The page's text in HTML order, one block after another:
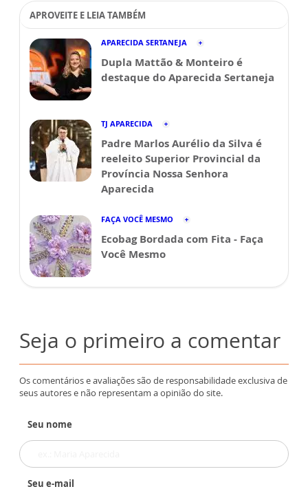
APROVEITE E LEIA TAMBÉM
APARECIDA SERTANEJA
Dupla Mattão & Monteiro é
destaque do Aparecida Sertaneja
TJ APARECIDA
Padre Marlos Aurélio da Silva é
reeleito Superior Provincial da
Província Nossa Senhora
Aparecida
FAÇA VOCÊ MESMO
Ecobag Bordada com Fita - Faça
Você Mesmo
Seja o primeiro a comentar
Os comentários e avaliações são de responsabilidade exclusiva de
seus autores e não representam a opinião do site.
Seu nome
Seu e-mail